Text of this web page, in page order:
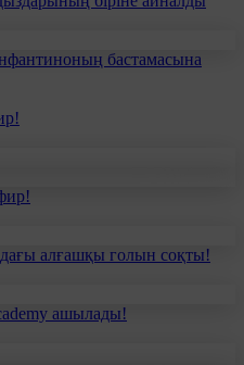
бастамасына
алғашқы голын соқты!
ашылады!